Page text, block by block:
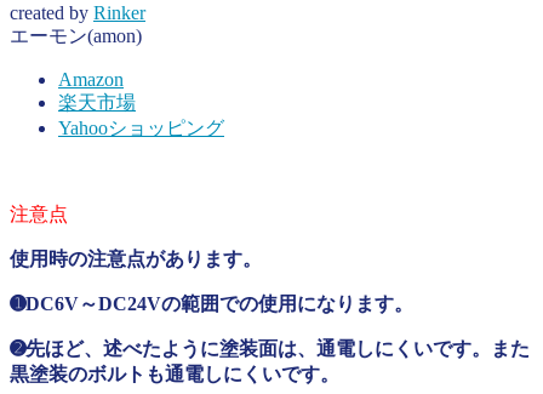
created by Rinker
エーモン(amon)
Amazon
楽天市場
Yahooショッピング
使用時の注意点があります。
➊DC6V～DC24Vの範囲での使用になります。
➋先ほど、述べたように塗装面は、通電しにくいです。また
黒塗装のボルトも通電しにくいです。